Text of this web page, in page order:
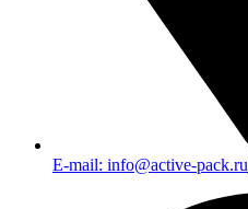
E-mail: info@active-pack.ru